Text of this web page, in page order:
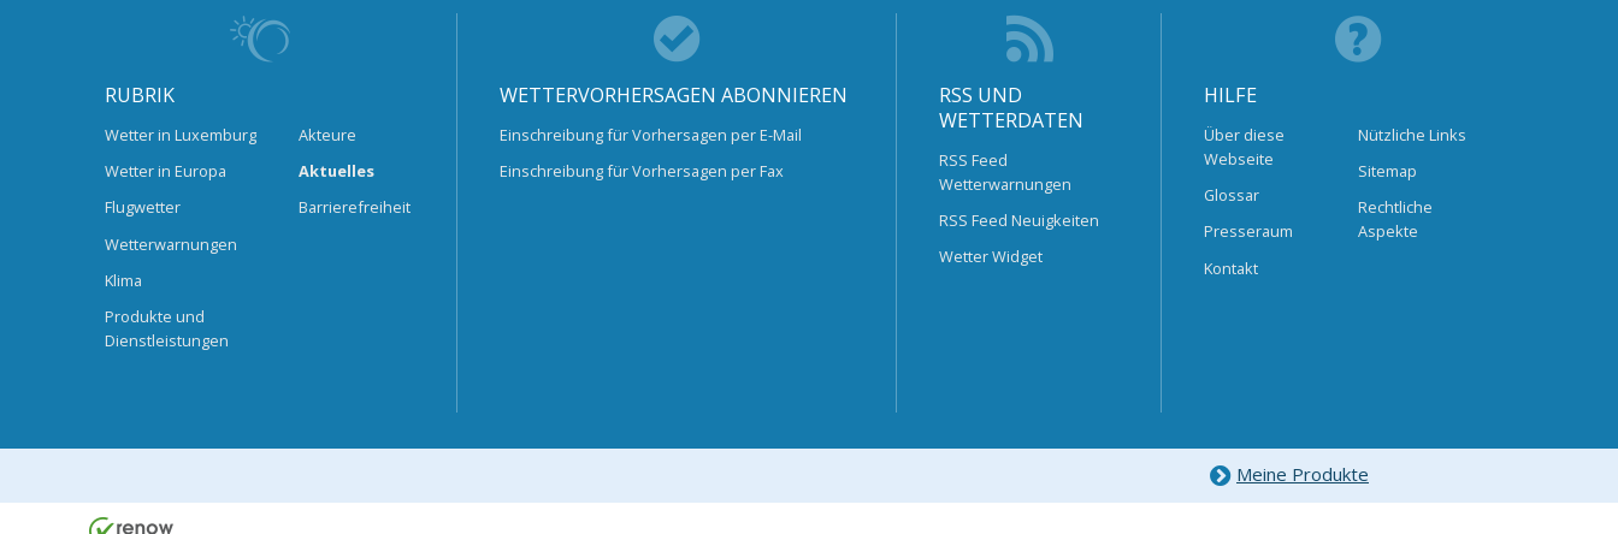
RUBRIK
Wetter in Luxemburg
Wetter in Europa
Flugwetter
Wetterwarnungen
Klima
Produkte und
Dienstleistungen
Akteure
Aktuelles
Barrierefreiheit
WETTERVORHERSAGEN ABONNIEREN
Einschreibung für Vorhersagen per E-Mail
Einschreibung für Vorhersagen per Fax
RSS UND
WETTERDATEN
RSS Feed
Wetterwarnungen
RSS Feed Neuigkeiten
Wetter Widget
HILFE
Über diese
Webseite
Glossar
Presseraum
Kontakt
Nützliche Links
Sitemap
Rechtliche
Aspekte
Meine Produkte